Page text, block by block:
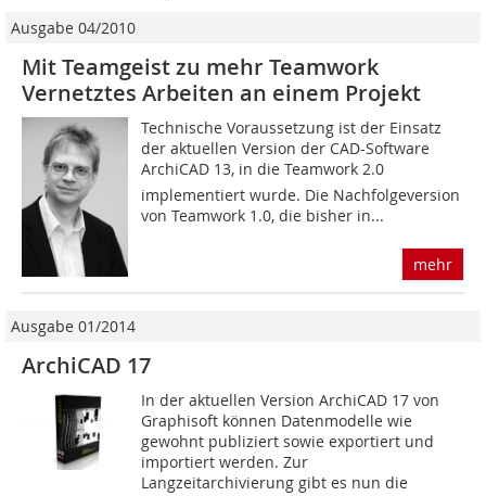
Ausgabe 04/2010
Mit Teamgeist zu mehr Teamwork
Vernetztes Arbeiten an einem Projekt
Technische Voraussetzung ist der Einsatz
der aktuellen Version der CAD-Software
ArchiCAD 13, in die Teamwork 2.0
implementiert wurde. Die Nachfolgeversion
von Teamwork 1.0, die bisher in...
mehr
Ausgabe 01/2014
ArchiCAD 17
In der aktuellen Version ArchiCAD 17 von
Graphisoft können Datenmodelle wie
gewohnt publiziert sowie exportiert und
importiert werden. Zur
Langzeitarchivierung gibt es nun die